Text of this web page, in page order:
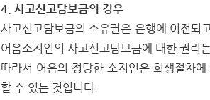
4. 사고신고담보금의 경우
사고신고담보금의 소유권은 은행에 이전되
어음소지인의 사고신고담보금에 대한 권리
따라서 어음의 정당한 소지인은 회생절차
할 수 있는 것입니다.